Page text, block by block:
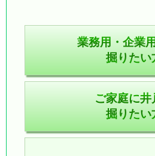
業務用・企業
掘りたい
ご家庭に井
掘りたい